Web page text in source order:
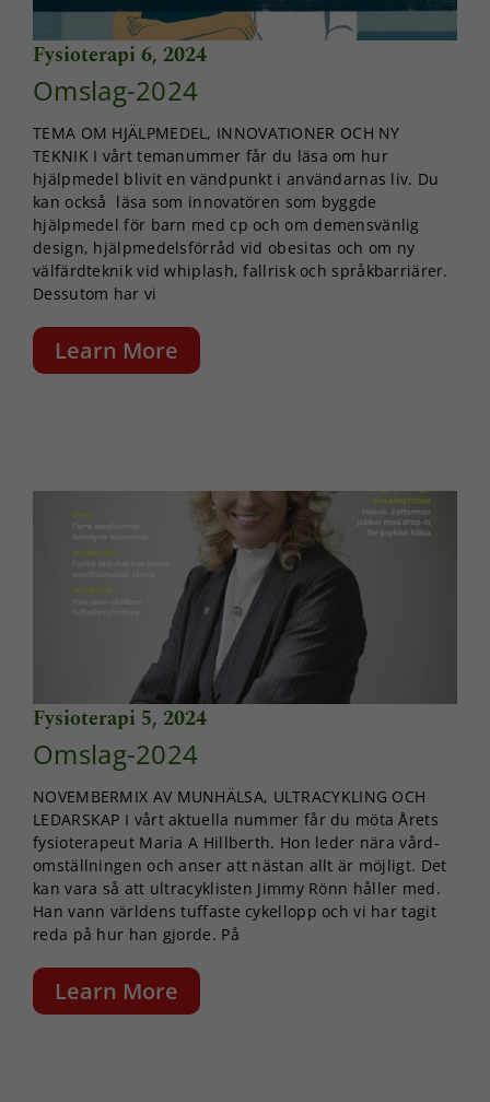
Fysioterapi 6, 2024
Omslag-2024
TEMA OM HJÄLPMEDEL, INNOVATIONER OCH NY
TEKNIK I vårt temanummer får du läsa om hur
hjälpmedel blivit en vändpunkt i användarnas liv. Du
kan också läsa som innovatören som byggde
hjälpmedel för barn med cp och om demensvänlig
design, hjälpmedelsförråd vid obesitas och om ny
välfärdteknik vid whiplash, fallrisk och språkbarriärer.
Dessutom har vi
Learn More
Fysioterapi 5, 2024
Omslag-2024
NOVEMBERMIX AV MUNHÄLSA, ULTRACYKLING OCH
LEDARSKAP I vårt aktuella nummer får du möta Årets
fysioterapeut Maria A Hillberth. Hon leder nära vård-
omställningen och anser att nästan allt är möjligt. Det
kan vara så att ultracyklisten Jimmy Rönn håller med.
Han vann världens tuffaste cykellopp och vi har tagit
reda på hur han gjorde. På
Learn More
Upplevelse
bra som
möjligt under
ditt besök.
Om du nekar
de här
kakorna
kommer viss
funktionalitet
beteende när du
surfar ökar du
chansen att få se
personligt
anpassat innehåll
och erbjudanden.